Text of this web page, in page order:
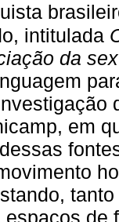
intitulada
da
em
de